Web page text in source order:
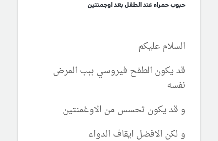
حبوب حمراء عند الطفل بعد اوجمنتين
السلام عليكم
قد يكون الطفح فيروسي ببب المرض
نفسه
و قد يكون تحسس من الاوغمنتين
و لكن الافضل ايقاف الدواء